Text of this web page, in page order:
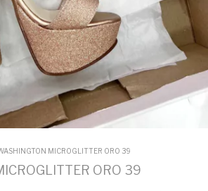
MICROGLITTER ORO 39
ORO 39